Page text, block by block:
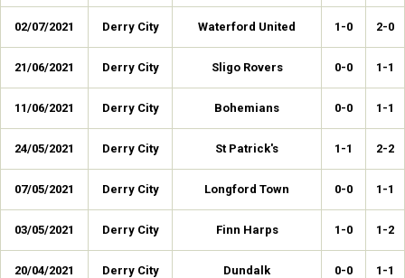
02/07/2021 Derry City Waterford United 1-0 2-0
21/06/2021 Derry City Sligo Rovers 0-0 1-1
11/06/2021 Derry City Bohemians 0-0 1-1
24/05/2021 Derry City St Patrick's 1-1 2-2
07/05/2021 Derry City Longford Town 0-0 1-1
03/05/2021 Derry City Finn Harps 1-0 1-2
20/04/2021 Derry City Dundalk 0-0 1-1